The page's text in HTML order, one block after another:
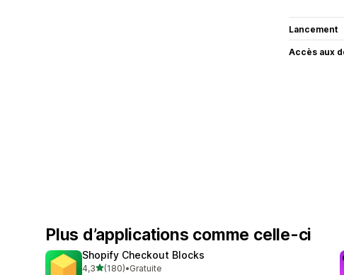
Lancement
Accès aux
Plus d’applications comme celle-ci
Shopify Checkout Blocks
4,3étoile(s) sur 5
(180)•Gratuite